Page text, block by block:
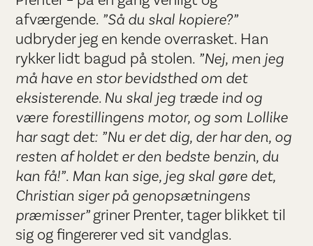
afværgende. ”Så du skal kopiere?”
udbryder jeg en kende overrasket. Han
rykker lidt bagud på stolen. ”Nej, men jeg
må have en stor bevidsthed om det
eksisterende. Nu skal jeg træde ind og
være forestillingens motor, og som Lollike
har sagt det: ”Nu er det dig, der har den, og
resten af holdet er den bedste benzin, du
kan få!”. Man kan sige, jeg skal gøre det,
Christian siger på genopsætningens
præmisser”griner Prenter, tager blikket til
sig og fingererer ved sit vandglas.